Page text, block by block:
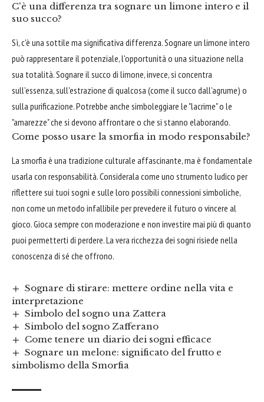
C'è una differenza tra sognare un limone intero e il
suo succo?
Sì, c'è una sottile ma significativa differenza. Sognare un limone intero
può rappresentare il potenziale, l'opportunità o una situazione nella
sua totalità. Sognare il succo di limone, invece, si concentra
sull'essenza, sull'estrazione di qualcosa (come il succo dall'agrume) o
sulla purificazione. Potrebbe anche simboleggiare le "lacrime" o le
"amarezze" che si devono affrontare o che si stanno elaborando.
Come posso usare la smorfia in modo responsabile?
La smorfia è una tradizione culturale affascinante, ma è fondamentale
usarla con responsabilità. Considerala come uno strumento ludico per
riflettere sui tuoi sogni e sulle loro possibili connessioni simboliche,
non come un metodo infallibile per prevedere il futuro o vincere al
gioco. Gioca sempre con moderazione e non investire mai più di quanto
puoi permetterti di perdere. La vera ricchezza dei sogni risiede nella
conoscenza di sé che offrono.
Sognare di stirare: mettere ordine nella vita e
interpretazione
Simbolo del sogno una Zattera
Simbolo del sogno Zafferano
Come tenere un diario dei sogni efficace
Sognare un melone: significato del frutto e
simbolismo della Smorfia